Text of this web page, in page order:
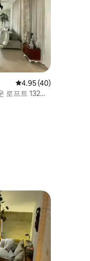
평점 4.95점(5점 만점
4.95 (40)
로프트 132평